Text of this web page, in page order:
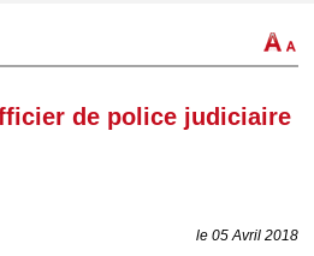
de police judiciaire
le 05 Avril 2018